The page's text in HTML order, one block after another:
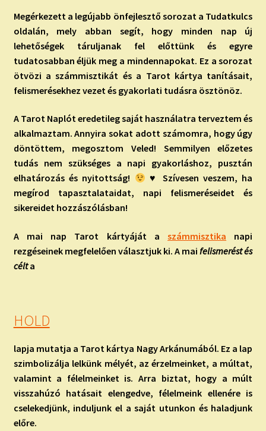
Megérkezett a legújabb önfejlesztő sorozat a Tudatkulcs
oldalán, mely abban segít, hogy minden nap új
lehetőségek táruljanak fel előttünk és egyre
tudatosabban éljük meg a mindennapokat. Ez a sorozat
ötvözi a számmisztikát és a Tarot kártya tanításait,
felismerésekhez vezet és gyakorlati tudásra ösztönöz.
A Tarot Naplót eredetileg saját használatra terveztem és
alkalmaztam. Annyira sokat adott számomra, hogy úgy
döntöttem, megosztom Veled! Semmilyen előzetes
tudás nem szükséges a napi gyakorláshoz, pusztán
elhatározás és nyitottság!
♥ Szívesen veszem, ha
megírod tapasztalataidat, napi felismeréseidet és
sikereidet hozzászólásban!
A mai nap Tarot kártyáját aszámmisztika napi
rezgéseinek megfelelően választjuk ki. A maifelismerést és
célta
HOLD
lapja mutatja a Tarot kártya Nagy Arkánumából. Ez a lap
szimbolizálja lelkünk mélyét, az érzelmeinket, a múltat,
valamint a félelmeinket is. Arra biztat, hogy a múlt
visszahúzó hatásait elengedve, félelmeink ellenére is
cselekedjünk, induljunk el a saját utunkon és haladjunk
előre.